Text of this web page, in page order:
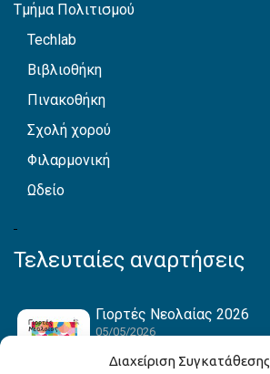
Διαχείριση Συγκατάθεσης
Τμήμα Πολιτισμού
Techlab
Βιβλιοθήκη
Πινακοθήκη
Σχολή χορού
Φιλαρμονική
Ωδείο
Τελευταίες αναρτήσεις
Γιορτές Νεολαίας 2026
05/05/2026